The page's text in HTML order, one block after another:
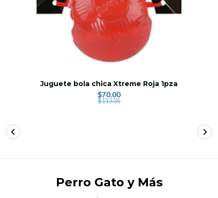
Juguete bola chica Xtreme Roja 1pza
$70.00
$113.00
Perro Gato y Más